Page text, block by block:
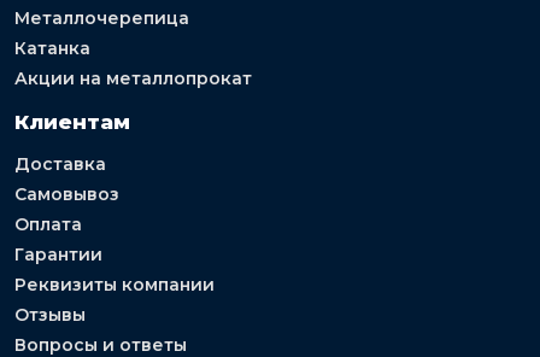
Металлочерепица
Катанка
Акции на металлопрокат
Клиентам
Доставка
Самовывоз
Оплата
Гарантии
Реквизиты компании
Отзывы
Вопросы и ответы